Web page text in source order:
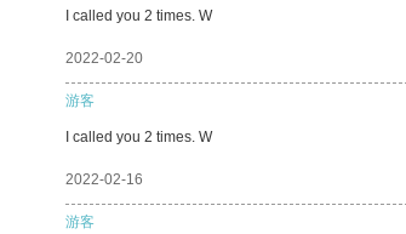
I called you 2 times. W
2022-02-20
游客
I called you 2 times. W
2022-02-16
游客